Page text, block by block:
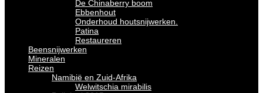
De Chinaberry boom
Ebbenhout
Onderhoud houtsnijwerken.
Patina
Restaureren
Beensnijwerken
Mineralen
Reizen
Namibië en Zuid-Afrika
Welwitschia mirabilis